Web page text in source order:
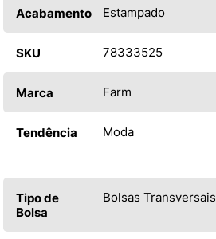
Acabamento Estampado
SKU 78333525
Marca Farm
Tendência Moda
Tipo de
Bolsa
Bolsas Transversais